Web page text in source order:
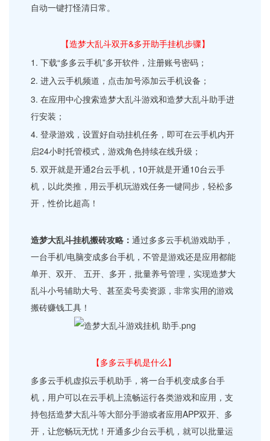
自动一键打怪清日常。
【造梦大乱斗双开&多开助手挂机步骤】
1. 下载“多多云手机”多开软件，注册账号密码；
2. 进入云手机频道，点击加号添加云手机设备；
3. 在应用中心搜索造梦大乱斗游戏和造梦大乱斗助手进
行安装；
4. 登录游戏，设置好自动挂机任务，即可在云手机内开
启24小时托管模式，游戏角色持续在线升级；
5. 双开就是开通2台云手机，10开就是开通10台云手
机，以此类推，用云手机玩游戏任务一键同步，轻松多
开，性价比超高！
造梦大乱斗挂机搬砖攻略：通过多多云手机游戏助手，
一台手机/电脑变成多台手机，不管是游戏还是应用都能
单开、双开、 五开、多开，批量养号管理，实现造梦大
乱斗小号辅助大号、甚至卖号卖资源，非常实用的游戏
搬砖赚钱工具！
【多多云手机是什么】
多多云手机虚拟云手机助手，将一台手机变成多台手
机，用户可以在云手机上流畅运行各类游戏和应用，支
持包括造梦大乱斗等大部分手游或者应用APP双开、多
开，让您畅玩无忧！开通多少台云手机，就可以批量运